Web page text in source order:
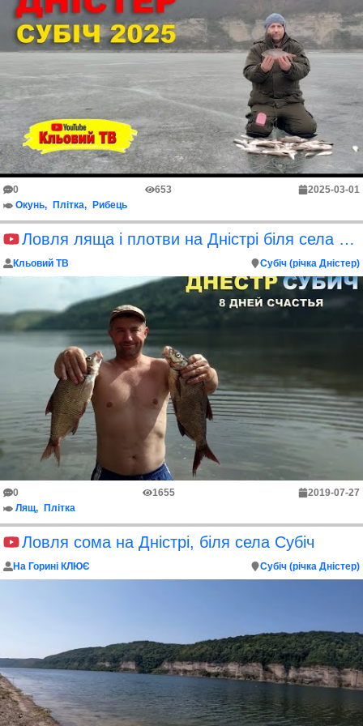
0 653
2025-03-01
Окунь
Плітка Рибець
Ловля ляща і плотви на Дністрі біля села Субіч
Кльовий ТВ Субіч (річка Дністер)
0 1655
2019-07-27
Лящ
Плітка
Ловля сома на Дністрі, біля села Субіч
На Горині КЛЮЄ Субіч (річка Дністер)